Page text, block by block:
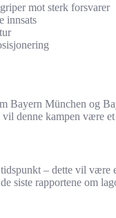
mot sterk forsvarer
innsats
Bayern München og
denne kampen være et
– dette vil
siste rapportene om